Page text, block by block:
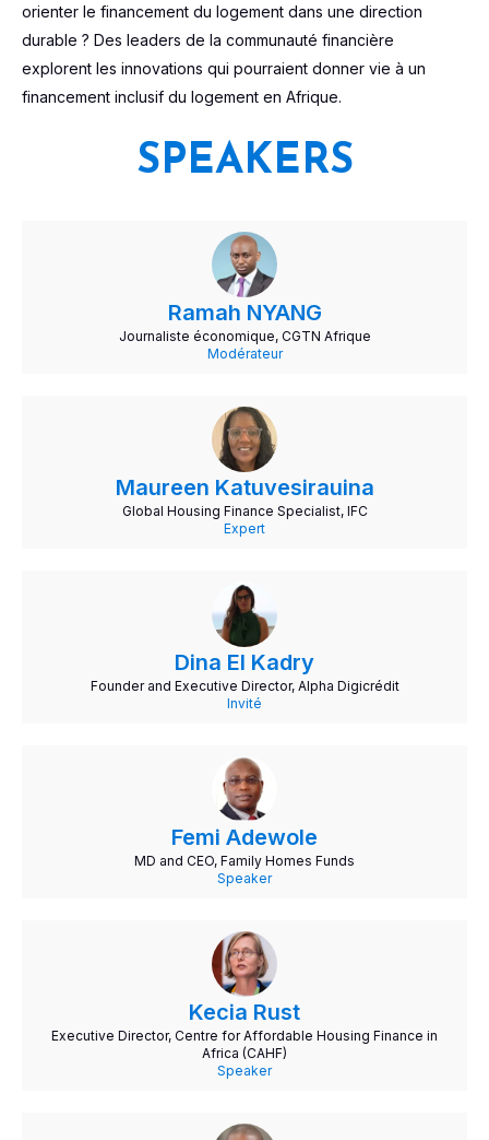
orienter le financement du logement dans une direction
durable ? Des leaders de la communauté financière
explorent les innovations qui pourraient donner vie à un
financement inclusif du logement en Afrique.
SPEAKERS
Ramah NYANG
Journaliste économique, CGTN Afrique
Modérateur
Maureen Katuvesirauina
Global Housing Finance Specialist, IFC
Expert
Dina El Kadry
Founder and Executive Director, Alpha Digicrédit
Invité
Femi Adewole
MD and CEO, Family Homes Funds
Speaker
Kecia Rust
Executive Director, Centre for Affordable Housing Finance in
Africa (CAHF)
Speaker